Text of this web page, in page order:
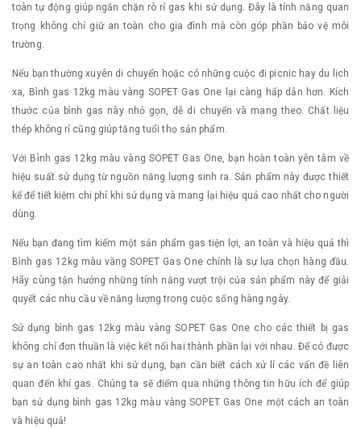
toàn tự động giúp ngăn chặn rò rỉ gas khi sử dụng. Đây là tính năng quan
trọng không chỉ giữ an toàn cho gia đình mà còn góp phần bảo vệ môi
trường.
Nếu bạn thường xuyên di chuyển hoặc có những cuộc đi picnic hay du lịch
xa, Bình gas 12kg màu vàng SOPET Gas One lại càng hấp dẫn hơn. Kích
thước của bình gas này nhỏ gọn, dễ di chuyển và mang theo. Chất liệu
thép không rỉ cũng giúp tăng tuổi thọ sản phẩm.
Với Bình gas 12kg màu vàng SOPET Gas One, bạn hoàn toàn yên tâm về
hiệu suất sử dụng từ nguồn năng lượng sinh ra. Sản phẩm này được thiết
kế để tiết kiệm chi phí khi sử dụng và mang lại hiệu quả cao nhất cho người
dùng.
Nếu bạn đang tìm kiếm một sản phẩm gas tiện lợi, an toàn và hiệu quả thì
Bình gas 12kg màu vàng SOPET Gas One chính là sự lựa chọn hàng đầu.
Hãy cùng tận hưởng những tính năng vượt trội của sản phẩm này để giải
quyết các nhu cầu về năng lượng trong cuộc sống hàng ngày.
Sử dụng bình gas 12kg màu vàng SOPET Gas One cho các thiết bị gas
không chỉ đơn thuần là việc kết nối hai thành phần lại với nhau. Để có được
sự an toàn cao nhất khi sử dụng, bạn cần biết cách xử lí các vấn đề liên
quan đến khí gas. Chúng ta sẽ điểm qua những thông tin hữu ích để giúp
bạn sử dụng bình gas 12kg màu vàng SOPET Gas One một cách an toàn
và hiệu quả!